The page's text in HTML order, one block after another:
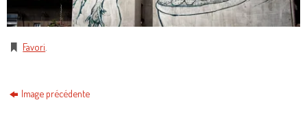
Favori
Image précédente